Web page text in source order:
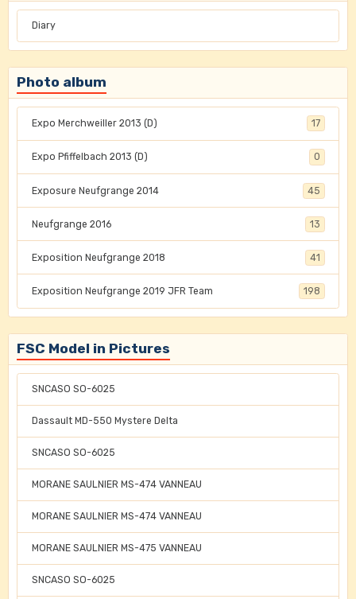
Diary
Photo album
Expo Merchweiller 2013 (D) 17
Expo Pfiffelbach 2013 (D) 0
Exposure Neufgrange 2014 45
Neufgrange 2016 13
Exposition Neufgrange 2018 41
Exposition Neufgrange 2019 JFR Team 198
FSC Model in Pictures
SNCASO SO-6025
Dassault MD-550 Mystere Delta
SNCASO SO-6025
MORANE SAULNIER MS-474 VANNEAU
MORANE SAULNIER MS-474 VANNEAU
MORANE SAULNIER MS-475 VANNEAU
SNCASO SO-6025